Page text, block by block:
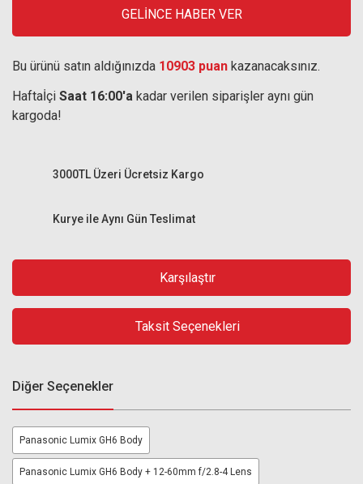
GELİNCE HABER VER
Bu ürünü satın aldığınızda 10903 puan kazanacaksınız.
Haftaİçi Saat 16:00'a kadar verilen siparişler aynı gün
kargoda!
Kurye ile Aynı Gün Teslimat
3000TL Üzeri Ücretsiz Kargo
Karşılaştır
Taksit Seçenekleri
Diğer Seçenekler
Panasonic Lumix GH6 Body
Panasonic Lumix GH6 Body + 12-60mm f/2.8-4 Lens